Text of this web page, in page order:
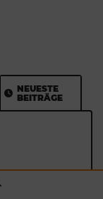
NEUESTE
BEITRÄGE